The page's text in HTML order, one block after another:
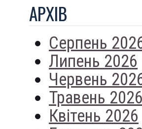
АРХIВ
Серпень
Липень 2026
Червень
Травень 2026
Квітень 2026